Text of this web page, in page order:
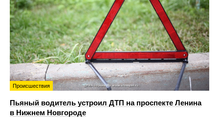
Происшествия
Пьяный водитель устроил ДТП на проспекте Ленина
в Нижнем Новгороде